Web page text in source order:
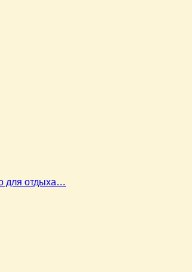
для отдыха…